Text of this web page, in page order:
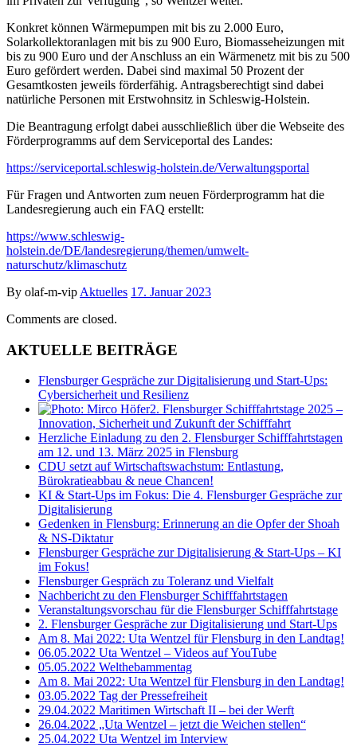
Konkret können Wärmepumpen mit bis zu 2.000 Euro,
Solarkollektoranlagen mit bis zu 900 Euro, Biomasseheizungen mit
bis zu 900 Euro und der Anschluss an ein Wärmenetz mit bis zu 500
Euro gefördert werden. Dabei sind maximal 50 Prozent der
Gesamtkosten jeweils förderfähig. Antragsberechtigt sind dabei
natürliche Personen mit Erstwohnsitz in Schleswig-Holstein.
Die Beantragung erfolgt dabei ausschließlich über die Webseite des
Förderprogramms auf dem Serviceportal des Landes:
https://serviceportal.schleswig-holstein.de/Verwaltungsportal
Für Fragen und Antworten zum neuen Förderprogramm hat die
Landesregierung auch ein FAQ erstellt:
https://www.schleswig-
holstein.de/DE/landesregierung/themen/umwelt-
naturschutz/klimaschutz
By olaf-m-vip Aktuelles 17. Januar 2023
Comments are closed.
AKTUELLE BEITRÄGE
Flensburger Gespräche zur Digitalisierung und Start-Ups:
Cybersicherheit und Resilienz
2. Flensburger Schifffahrtstage 2025 –
Innovation, Sicherheit und Zukunft der Schifffahrt
Herzliche Einladung zu den 2. Flensburger Schifffahrtstagen
am 12. und 13. März 2025 in Flensburg
CDU setzt auf Wirtschaftswachstum: Entlastung,
Bürokratieabbau & neue Chancen!
KI & Start-Ups im Fokus: Die 4. Flensburger Gespräche zur
Digitalisierung
Gedenken in Flensburg: Erinnerung an die Opfer der Shoah
& NS-Diktatur
Flensburger Gespräche zur Digitalisierung & Start-Ups – KI
im Fokus!
Flensburger Gespräch zu Toleranz und Vielfalt
Nachbericht zu den Flensburger Schifffahrtstagen
Veranstaltungsvorschau für die Flensburger Schifffahrtstage
2. Flensburger Gespräche zur Digitalisierung und Start-Ups
Am 8. Mai 2022: Uta Wentzel für Flensburg in den Landtag!
06.05.2022 Uta Wentzel – Videos auf YouTube
05.05.2022 Welthebammentag
Am 8. Mai 2022: Uta Wentzel für Flensburg in den Landtag!
03.05.2022 Tag der Pressefreiheit
29.04.2022 Maritimen Wirtschaft II – bei der Werft
26.04.2022 „Uta Wentzel – jetzt die Weichen stellen“
25.04.2022 Uta Wentzel im Interview